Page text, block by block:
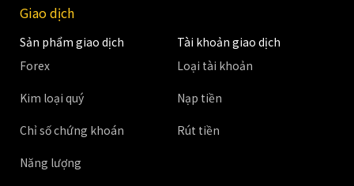
Giao dịch
Sản phẩm giao dịch
Forex
Kim loại quý
Chỉ số chứng khoán
Năng lượng
Tài khoản giao dịch
Loại tài khoản
Nạp tiền
Rút tiền